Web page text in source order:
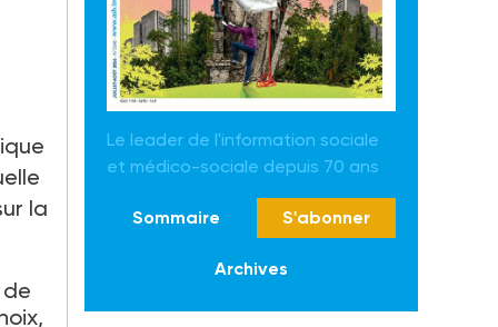
la
Le leader de l'information sociale
et médico-sociale depuis 70 ans
Sommaire S'abonner
Archives